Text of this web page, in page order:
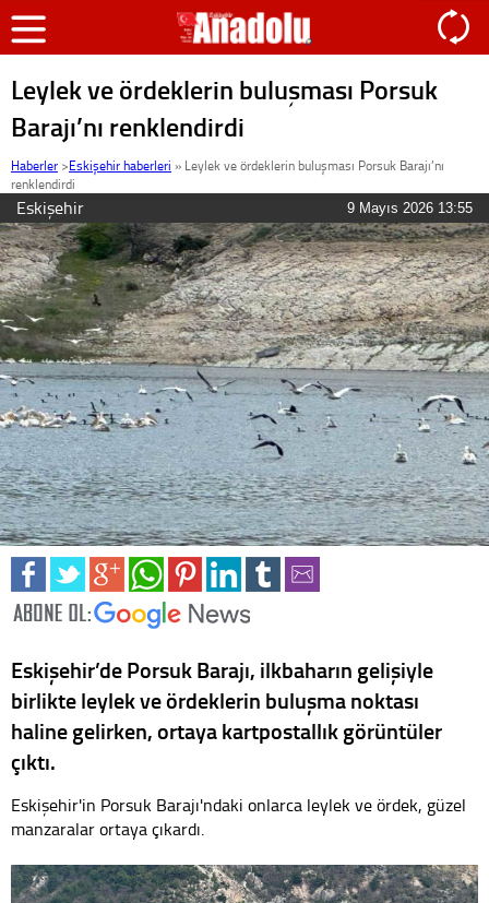
Leylek ve ördeklerin buluşması Porsuk
Barajı’nı renklendirdi
Haberler >Eskişehir haberleri » Leylek ve ördeklerin buluşması Porsuk Barajı’nı
renklendirdi
Eskişehir 9 Mayıs 2026 13:55
Eskişehir’de Porsuk Barajı, ilkbaharın gelişiyle
birlikte leylek ve ördeklerin buluşma noktası
haline gelirken, ortaya kartpostallık görüntüler
çıktı.
Eskişehir'in Porsuk Barajı'ndaki onlarca leylek ve ördek, güzel
manzaralar ortaya çıkardı.